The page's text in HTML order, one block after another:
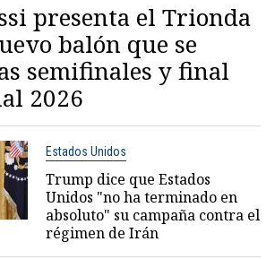
presenta el Trionda
balón que se
semifinales y final
2026
Estados Unidos
Trump dice que Estados
Unidos "no ha terminado en
absoluto" su campaña contra el
régimen de Irán